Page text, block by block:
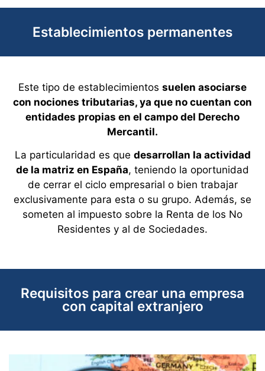
Establecimientos permanentes
Este tipo de establecimientos suelen asociarse
con nociones tributarias, ya que no cuentan con
entidades propias en el campo del Derecho
Mercantil.
La particularidad es que desarrollan la actividad
de la matriz en España, teniendo la oportunidad
de cerrar el ciclo empresarial o bien trabajar
exclusivamente para esta o su grupo. Además, se
someten al impuesto sobre la Renta de los No
Residentes y al de Sociedades.
Requisitos para crear una empresa
con capital extranjero